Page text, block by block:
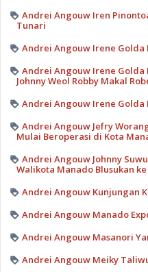
Andrei Angouw Iren
Tunari
Andrei Angouw Irene Golda
Andrei Angouw Irene Golda
Johnny Weol Robby Makal
Andrei Angouw Irene Golda
Andrei Angouw Jefry
Mulai Beroperasi di Kota
Andrei Angouw Johnny
Walikota Manado Blusukan
Andrei Angouw Kunjungan
Andrei Angouw Manado
Andrei Angouw Masanori
Andrei Angouw Meiky